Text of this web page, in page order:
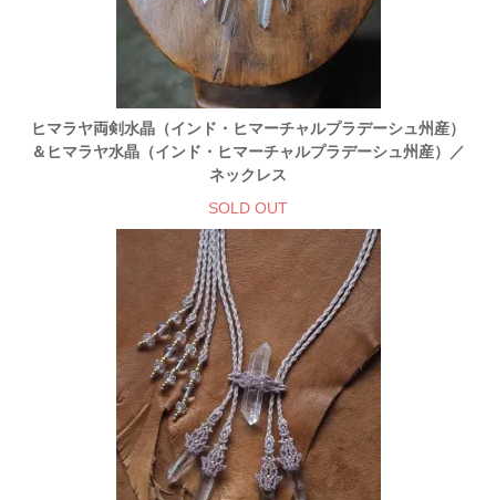
ヒマラヤ両剣水晶（インド・ヒマーチャルプラデーシュ州産）
＆ヒマラヤ水晶（インド・ヒマーチャルプラデーシュ州産）／
ネックレス
SOLD OUT